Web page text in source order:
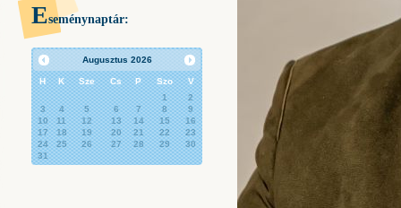
Eseménynaptár:
Augusztus 2026
H K Sze Cs P Szo
V
1
2
3
4 5 6 7 8
9
10
11 12 13 14 15
16
17
18 19 20 21 22
23
24
25 26 27 28 29
30
31